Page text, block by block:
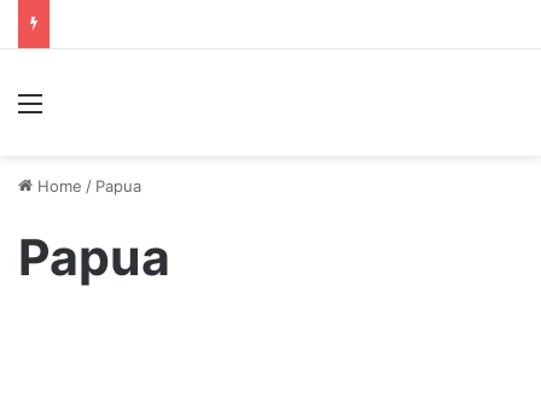
Menu
Home / Papua
Papua